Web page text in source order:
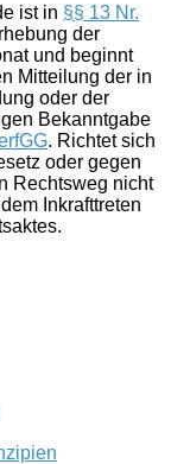
ist in §§ 13 Nr.
der
und beginnt
Mitteilung der in
oder der
Bekanntgabe
. Richtet sich
oder gegen
Rechtsweg nicht
Inkrafttreten